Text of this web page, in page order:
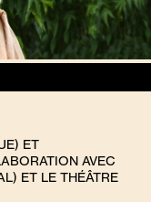
ET
AVEC
ET LE THÉÂTRE